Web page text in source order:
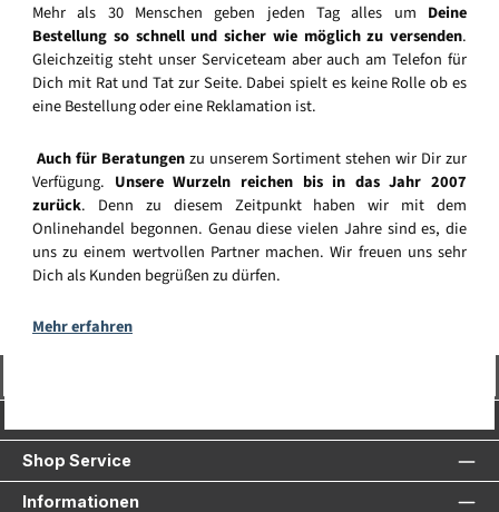
Mehr als 30 Menschen geben jeden Tag alles um Deine
Bestellung so schnell und sicher wie möglich zu versenden.
Gleichzeitig steht unser Serviceteam aber auch am Telefon für
Dich mit Rat und Tat zur Seite. Dabei spielt es keine Rolle ob es
eine Bestellung oder eine Reklamation ist.
Auch für Beratungenzu unserem Sortiment stehen wir Dir zur
Verfügung. Unsere Wurzeln reichen bis in das Jahr 2007
zurück. Denn zu diesem Zeitpunkt haben wir mit dem
Onlinehandel begonnen. Genau diese vielen Jahre sind es, die
uns zu einem wertvollen Partner machen. Wir freuen uns sehr
Dich als Kunden begrüßen zu dürfen.
Mehr erfahren
Shop Service
Informationen